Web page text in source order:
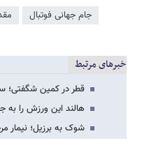
جام جهانی فوتبال
خبرهای مرتبط
قطر در کمین شگفتی؛
هالند این ورزش را به
شوک به برزیل؛ نیمار